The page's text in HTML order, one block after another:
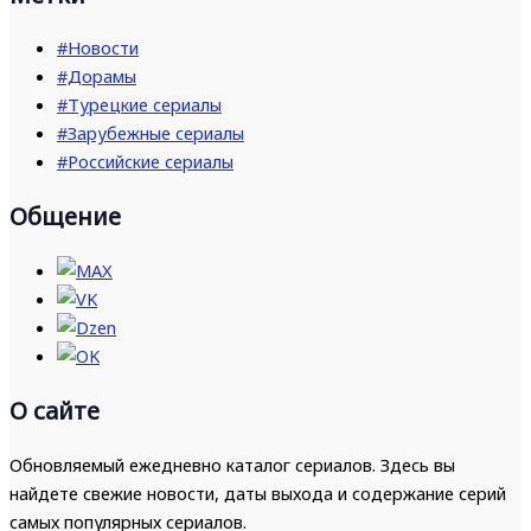
#Новости
#Дорамы
#Турецкие сериалы
#Зарубежные сериалы
#Российские сериалы
Общение
О сайте
Обновляемый ежедневно каталог сериалов. Здесь вы
найдете свежие новости, даты выхода и содержание серий
самых популярных сериалов.